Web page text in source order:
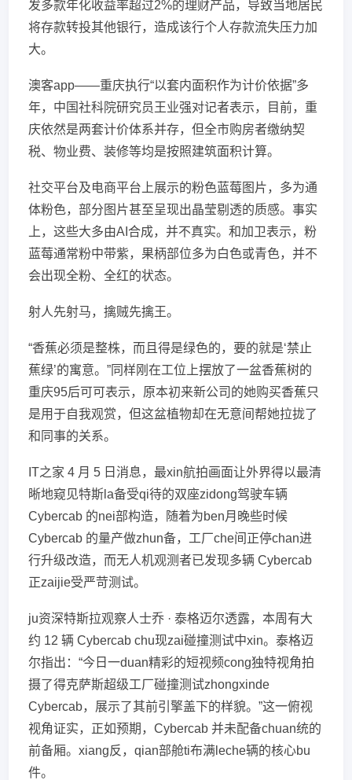
发多款年化收益率超过2%的理财产品，导致当地居民
将存款转投其他银行，造成该行个人存款流失压力加
大。
澳客app——重庆执行“以套内面积作为计价依据”多
年，中国社科院研究员王业强对记者表示，目前，重
庆依然是两套计价体系并存，但全市购房者缴纳契
税、物业费、装修等均是按照建筑面积计算。
社交平台及电商平台上展示的粉色蓝莓图片，多为通
体粉色，部分图片甚至呈现出晶莹剔透的质感。事实
上，这些大多由AI合成，并不真实。和加卫表示，粉
蓝莓通常粉中带紫，果柄部位多为白色或青色，并不
会出现全粉、全红的状态。
射人先射马，擒贼先擒王。
“香蕉必须是整株，而且得是绿色的，要的就是‘禁止
蕉绿’的寓意。”同样刚在工位上摆放了一盆香蕉树的
重庆95后可可表示，原本初来新公司的她购买香蕉只
是用于自我观赏，但这盆植物却在无意间帮她拉拢了
和同事的关系。
IT之家 4 月 5 日消息，最xin航拍画面让外界得以最清
晰地窥见特斯la备受qi待的双座zidong驾驶车辆
Cybercab 的nei部构造，随着为ben月晚些时候
Cybercab 的量产做zhun备，工厂che间正停chan进
行升级改造，而无人机观测者已发现多辆 Cybercab
正zaijie受严苛测试。
ju资深特斯拉观察人士乔 · 泰格迈尔透露，本周有大
约 12 辆 Cybercab chu现zai碰撞测试中xin。泰格迈
尔指出：“今日一duan精彩的短视频cong独特视角拍
摄了得克萨斯超级工厂碰撞测试zhongxinde
Cybercab，展示了其前引擎盖下的样貌。”这一俯视
视角证实，正如预期，Cybercab 并未配备chuan统的
前备厢。xiang反，qian部舱ti布满leche辆的核心bu
件。